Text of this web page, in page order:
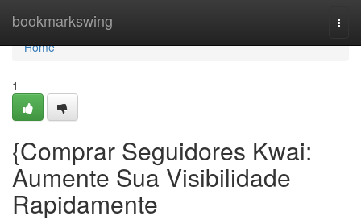
bookmarkswing
Home
Home
1
{Comprar Seguidores Kwai:
Aumente Sua Visibilidade
Rapidamente